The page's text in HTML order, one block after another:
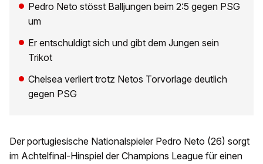
Pedro Neto stösst Balljungen beim 2:5 gegen PSG
um
Er entschuldigt sich und gibt dem Jungen sein
Trikot
Chelsea verliert trotz Netos Torvorlage deutlich
gegen PSG
Der portugiesische Nationalspieler Pedro Neto (26) sorgt
im Achtelfinal-Hinspiel der Champions League für einen